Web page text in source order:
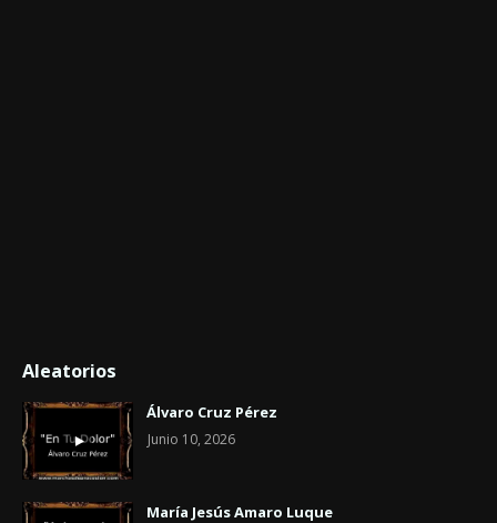
Aleatorios
Álvaro Cruz Pérez
Junio 10, 2026
María Jesús Amaro Luque